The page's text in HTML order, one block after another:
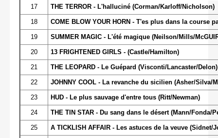
17 THE TERROR - L'halluciné (Corman/Karloff/Nicholson)
18 COME BLOW YOUR HORN - T'es plus dans la course
19 SUMMER MAGIC - L'été magique (Neilson/Mills/
20 13 FRIGHTENED GIRLS - (Castle/Hamilton)
21 THE LEOPARD - Le Guépard (Visconti/Lancaster/
22 JOHNNY COOL - La revanche du sicilien (Asher/Silva/
23 HUD - Le plus sauvage d'entre tous (Ritt/Newman)
24 THE TIN STAR - Du sang dans le désert (Mann/Fonda/
25 A TICKLISH AFFAIR - Les astuces de la veuve (Sidnet/